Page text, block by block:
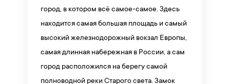
город, в котором всё самое-самое. Здесь
находится самая большая площадь и самый
высокий железнодорожный вокзал Европы,
самая длинная набережная в России, а сам
город расположился на берегу самой
полноводной реки Старого света. Замок